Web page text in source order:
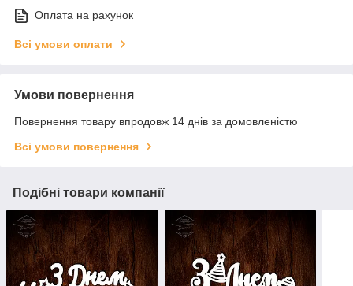
Оплата на рахунок
Всі умови оплати
Умови повернення
Повернення товару впродовж 14 днів за домовленістю
Всі умови повернення
Подібні товари компанії